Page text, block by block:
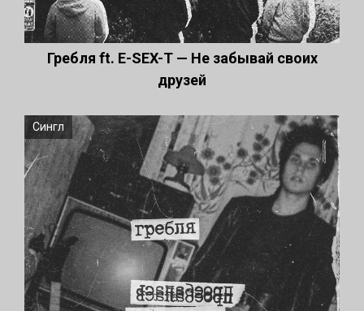
Гребля ft. E-SEX-T — Не забывай своих
друзей
Сингл